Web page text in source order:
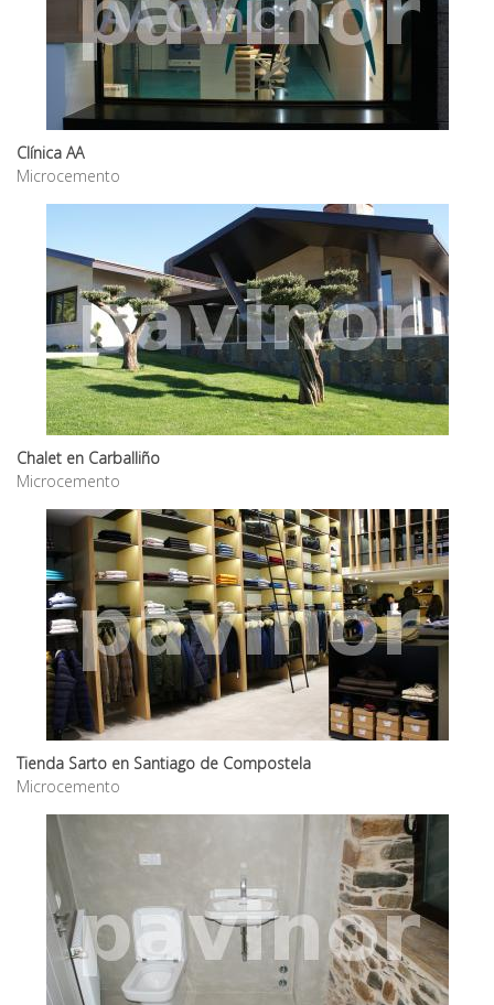
Clínica AA
Microcemento
Chalet en Carballiño
Microcemento
Tienda Sarto en Santiago de Compostela
Microcemento